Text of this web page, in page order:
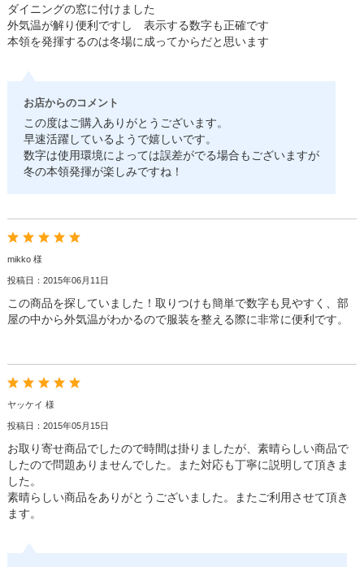
ダイニングの窓に付けました
外気温が解り便利ですし 表示する数字も正確です
本領を発揮するのは冬場に成ってからだと思います
お店からのコメント
この度はご購入ありがとうございます。
早速活躍しているようで嬉しいです。
数字は使用環境によっては誤差がでる場合もございますが
冬の本領発揮が楽しみですね！
mikko 様
投稿日：2015年06月11日
この商品を探していました！取りつけも簡単で数字も見やすく、部
屋の中から外気温がわかるので服装を整える際に非常に便利です。
ヤッケイ 様
投稿日：2015年05月15日
お取り寄せ商品でしたので時間は掛りましたが、素晴らしい商品で
したので問題ありませんでした。また対応も丁寧に説明して頂きま
した。
素晴らしい商品をありがとうございました。またご利用させて頂き
ます。